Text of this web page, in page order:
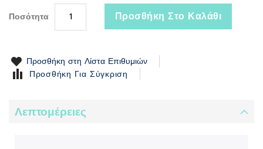
Ποσότητα Προσθήκη Στο Καλάθι
Προσθήκη στη Λίστα Επιθυμιών
Προσθήκη Για Σύγκριση
Λεπτομέρειες